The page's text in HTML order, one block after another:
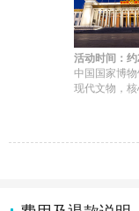
活动时间：
中国国家博物馆
现代文物，核